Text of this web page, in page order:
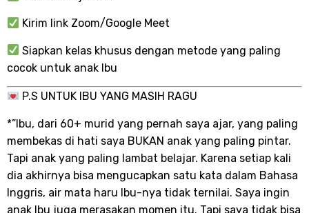
Kirim link Zoom/Google Meet
Siapkan kelas khusus dengan metode yang paling
cocok untuk anak Ibu
P.S UNTUK IBU YANG MASIH RAGU
*”Ibu, dari 60+ murid yang pernah saya ajar, yang paling
membekas di hati saya BUKAN anak yang paling pintar.
Tapi anak yang paling lambat belajar. Karena setiap kali
dia akhirnya bisa mengucapkan satu kata dalam Bahasa
Inggris, air mata haru Ibu-nya tidak ternilai. Saya ingin
anak Ibu juga merasakan momen itu. Tapi saya tidak bisa